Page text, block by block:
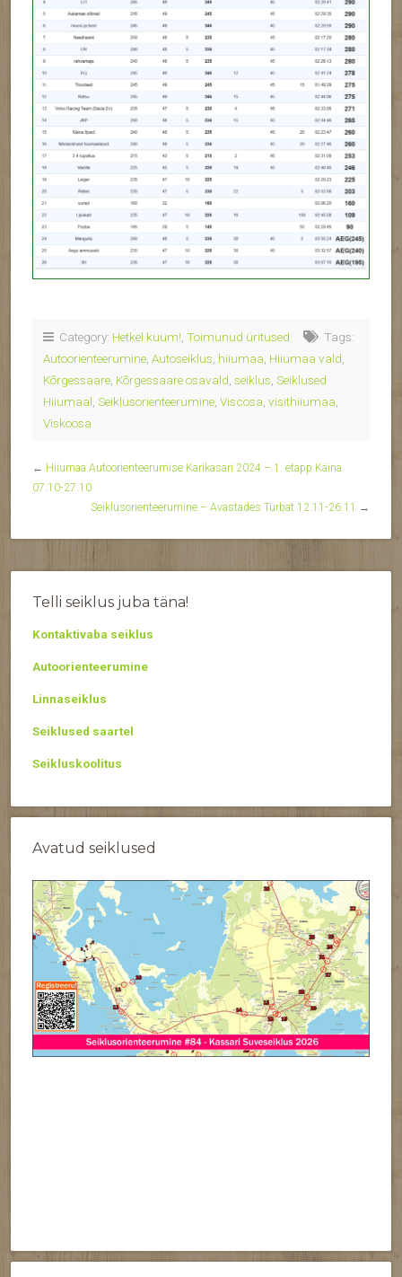
Category: Hetkel kuum!, Toimunud üritused
Tags:
Autoorienteerumine, Autoseiklus, hiiumaa, Hiiumaa vald,
Kõrgessaare, Kõrgessaare osavald, seiklus, Seiklused
Hiiumaal, Seiklusorienteerumine, Viscosa, visithiiumaa,
Viskoosa
← Hiiumaa Autoorienteerumise Karikasari 2024 – 1. etapp Käina
07.10-27.10
Seiklusorienteerumine – Avastades Turbat 12.11-26.11
→
Telli seiklus juba täna!
Kontaktivaba seiklus
Autoorienteerumine
Linnaseiklus
Seiklused saartel
Seikluskoolitus
Avatud seiklused